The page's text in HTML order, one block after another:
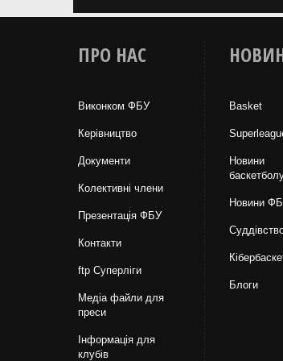
ПРО НАС
Виконком ФБУ
Керівництво
Документи
Колективні члени
Презентація ФБУ
Контакти
ftp Суперліги
Медіа файли для
преси
Інформація для
клубів
Basket
Новини
Новини
Блоги